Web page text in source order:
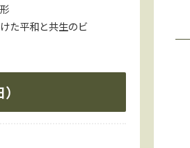
た平和と共生のビ